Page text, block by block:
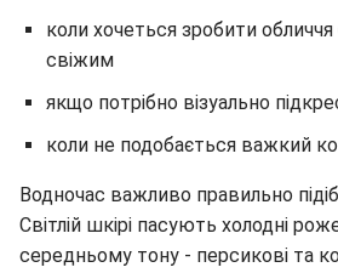
коли хочеться зробити
свіжим
якщо потрібно візуально
коли не подобається важкий
Водночас важливо правильно
Світлій шкірі пасують холодні
середньому тону - персикові та